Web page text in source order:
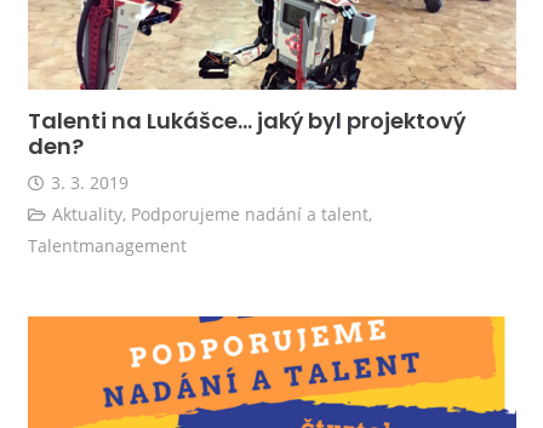
Talenti na Lukášce… jaký byl projektový
den?
3. 3. 2019
Aktuality, Podporujeme nadání a talent,
Talentmanagement